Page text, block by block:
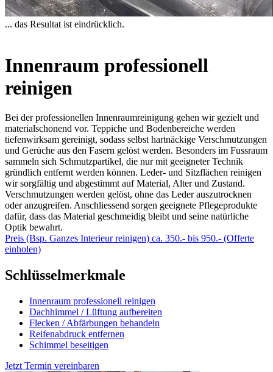
... das Resultat ist eindrücklich.
Innenraum professionell
reinigen
Bei der professionellen Innenraumreinigung gehen wir gezielt und
materialschonend vor. Teppiche und Bodenbereiche werden
tiefenwirksam gereinigt, sodass selbst hartnäckige Verschmutzungen
und Gerüche aus den Fasern gelöst werden. Besonders im Fussraum
sammeln sich Schmutzpartikel, die nur mit geeigneter Technik
gründlich entfernt werden können. Leder- und Sitzflächen reinigen
wir sorgfältig und abgestimmt auf Material, Alter und Zustand.
Verschmutzungen werden gelöst, ohne das Leder auszutrocknen
oder anzugreifen. Anschliessend sorgen geeignete Pflegeprodukte
dafür, dass das Material geschmeidig bleibt und seine natürliche
Optik bewahrt.
Preis (Bsp. Ganzes Interieur reinigen) ca. 350.- bis 950.- (Offerte
einholen)
Schlüsselmerkmale
Innenraum professionell reinigen
Dachhimmel / Lüftung aufbereiten
Flecken / Abfärbungen behandeln
Reifenabdruck entfernen
Schimmel beseitigen
Jetzt Termin vereinbaren